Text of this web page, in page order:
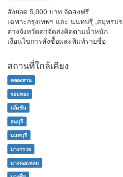
สั่งยอด 5,000 บาท จัดส่งฟรี
เฉพาะกรุงเทพฯ และ นนทบรุี ,สมุทรป
ต่างจังหวัดค่าจัดส่งคิดตามน้ำหนัก
เงื่อนไขการสั่งซื้อและพิมพ์รายชื่อ
สถานที่ใกล้เคียง
คลองสาน
จอมทอง
ตลิ่งชัน
ธนบุรี
นนทบุรี
บางกรวย
บางคอแหลม